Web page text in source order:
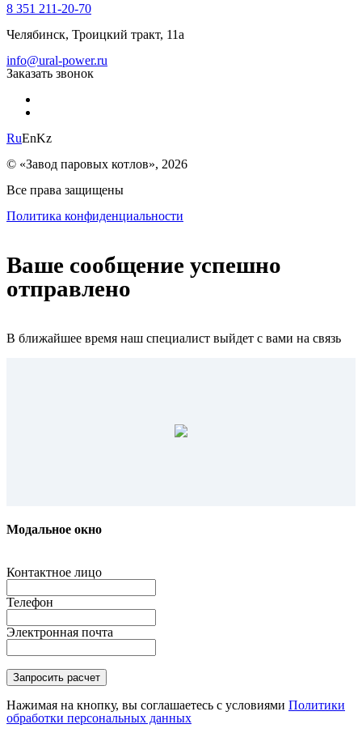
8 351 211-20-70
Челябинск, Троицкий тракт, 11а
info@ural-power.ru
Заказать звонок
RuEnKz
© «Завод паровых котлов», 2026
Все права защищены
Политика конфиденциальности
Ваше сообщение успешно
отправлено
В ближайшее время наш специалист выйдет с вами на связь
Модальное окно
Контактное лицо
Телефон
Электронная почта
Нажимая на кнопку, вы соглашаетесь с условиями Политики
обработки персональных данных